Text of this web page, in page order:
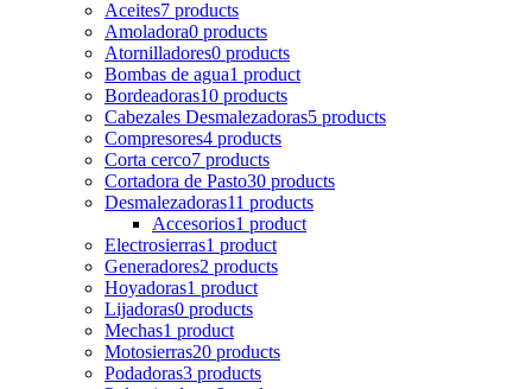
Aceites7 products
Amoladora0 products
Atornilladores0 products
Bombas de agua1 product
Bordeadoras10 products
Cabezales Desmalezadoras5 products
Compresores4 products
Corta cerco7 products
Cortadora de Pasto30 products
Desmalezadoras11 products
Accesorios1 product
Electrosierras1 product
Generadores2 products
Hoyadoras1 product
Lijadoras0 products
Mechas1 product
Motosierras20 products
Podadoras3 products